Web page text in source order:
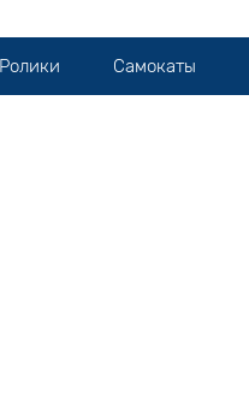
Ролики Самокаты